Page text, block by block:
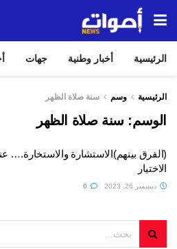
الرئيسية أخبار وطنية جهات
الرئيسية وسم سنة صلاة الظهر
الوسم: سنة صلاة الظهر
(الفرق بينهم)الاستشارة والاستخارة….
الاختيار
ديسمبر 26, 2023